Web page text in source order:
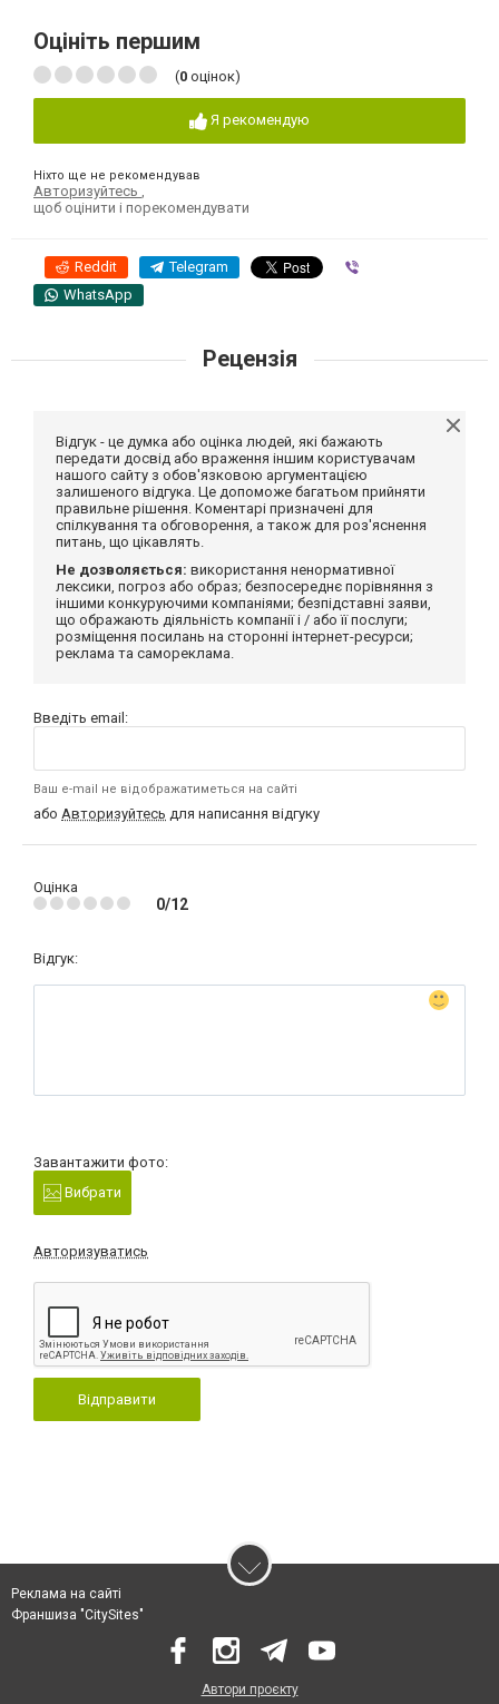
Оцініть першим
(0 оцінок)
Я рекомендую
Ніхто ще не рекомендував
Авторизуйтесь
щоб оцінити і порекомендувати
Reddit Telegram
WhatsApp
Рецензія
Відгук - це думка або оцінка людей, які бажають
передати досвід або враження іншим користувачам
нашого сайту з обов'язковою аргументацією
залишеного відгука. Це допоможе багатьом прийняти
правильне рішення. Коментарі призначені для
спілкування та обговорення, а також для роз'яснення
питань, що цікавлять.
Не дозволяється: використання ненормативної
лексики, погроз або образ; безпосереднє порівняння з
іншими конкуруючими компаніями; безпідставні заяви,
що ображають діяльність компанії і / або її послуги;
розміщення посилань на сторонні інтернет-ресурси;
реклама та самореклама.
Введіть email:
Ваш e-mail не відображатиметься на сайті
або Авторизуйтесь для написання відгуку
Оцінка
0/12
Відгук:
Завантажити фото:
Вибрати
Авторизуватись
Відправити
Реклама на сайті
Франшиза "CitySites"
Автори проєкту